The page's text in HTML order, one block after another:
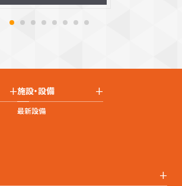
+施設・設備 +
最新設備
+